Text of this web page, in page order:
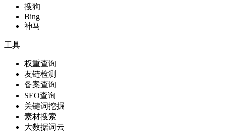
搜狗
Bing
神马
工具
权重查询
友链检测
备案查询
SEO查询
关键词挖掘
素材搜索
大数据词云